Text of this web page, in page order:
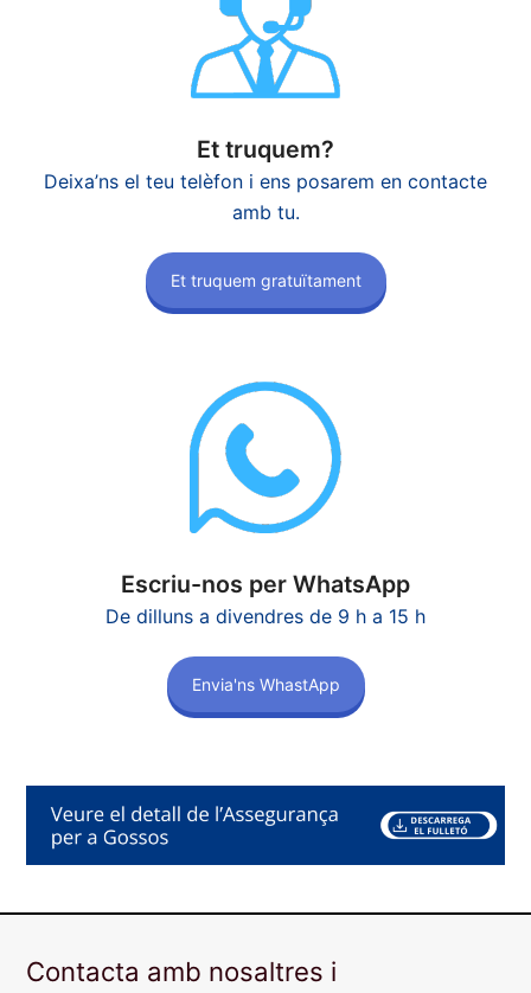
Et truquem?
Deixa’ns el teu telèfon i ens posarem en contacte
amb tu.
Et truquem gratuïtament
Escriu-nos per WhatsApp
De dilluns a divendres de 9 h a 15 h
Envia'ns WhastApp
Contacta amb nosaltres i